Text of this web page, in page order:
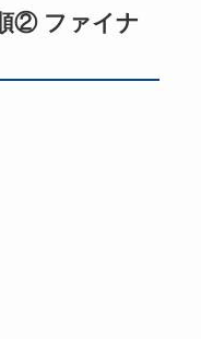
② ファイナ